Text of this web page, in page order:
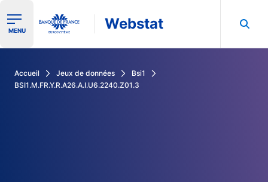
Ouvrir le menu de navigation
MENU Webstat
Accueil Jeux de données
Bsi1
BSI1.M.FR.Y.R.A26.A.I.U6.2240.Z01.3